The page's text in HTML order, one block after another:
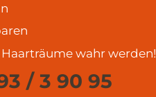
wahr werden!
/ 3 90 95